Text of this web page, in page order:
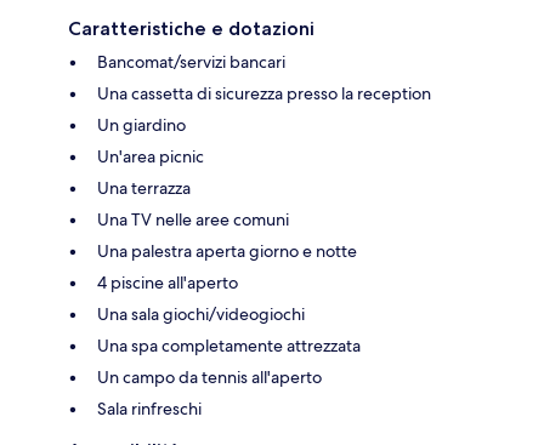
Caratteristiche e dotazioni
Bancomat/servizi bancari
Una cassetta di sicurezza presso la reception
Un giardino
Un'area picnic
Una terrazza
Una TV nelle aree comuni
Una palestra aperta giorno e notte
4 piscine all'aperto
Una sala giochi/videogiochi
Una spa completamente attrezzata
Un campo da tennis all'aperto
Sala rinfreschi